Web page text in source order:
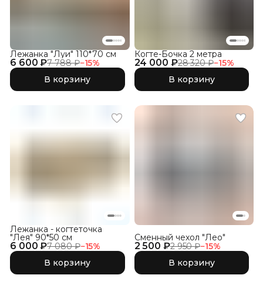
6 600 ₽7 788 ₽−15%
Лежанка "Луи" 110*70 см
В корзину
24 000 ₽28 320 ₽−15%
Когте-Бочка 2 метра
В корзину
6 000 ₽7 080 ₽−15%
Лежанка - когтеточка
"Лея" 90*50 см
В корзину
2 500 ₽2 950 ₽−15%
Сменный чехол "Лео"
В корзину